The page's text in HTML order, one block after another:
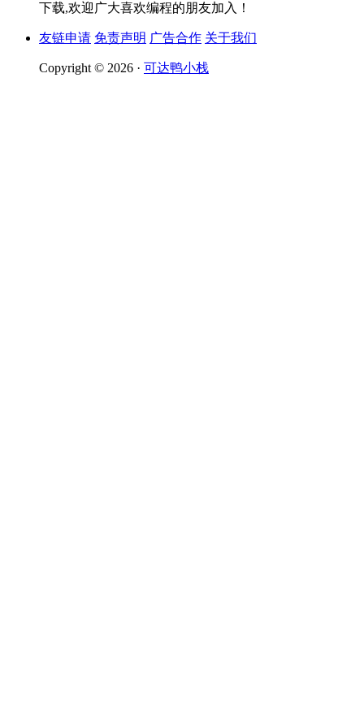
下载,欢迎广大喜欢编程的朋友加入！
友链申请 免责声明 广告合作 关于我们
Copyright © 2026 · 可达鸭小栈